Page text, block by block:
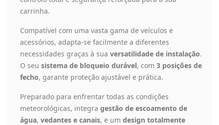
carrinha.
Compatível com uma vasta gama de veículos e
acessórios, adapta-se facilmente a diferentes
necessidades graças à sua versatilidade de instalação.
O seu sistema de bloqueio durável, com 3 posições de
fecho, garante proteção ajustável e prática.
Preparado para enfrentar todas as condições
meteorológicas, integra gestão de escoamento de
água, vedantes e canais, e um design totalmente